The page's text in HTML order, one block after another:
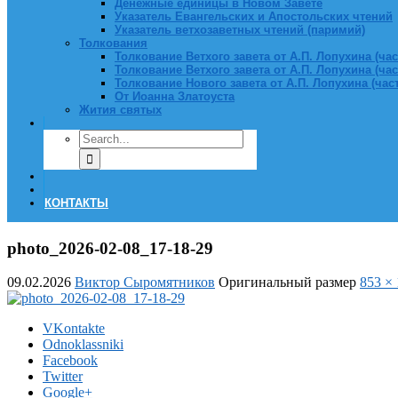
Денежные единицы в Новом Завете
Указатель Евангельских и Апостольских чтений
Указатель ветхозаветных чтений (паримий)
Толкования
Толкование Ветхого завета от А.П. Лопухина
Толкование Ветхого завета от А.П. Лопухина
Толкование Нового завета от А.П. Лопухина
От Иоанна Златоуста
Жития святых
КОНТАКТЫ
photo_2026-02-08_17-18-29
09.02.2026 Виктор Сыромятников Оригинальный размер 853 ×
VKontakte
Odnoklassniki
Facebook
Twitter
Google+